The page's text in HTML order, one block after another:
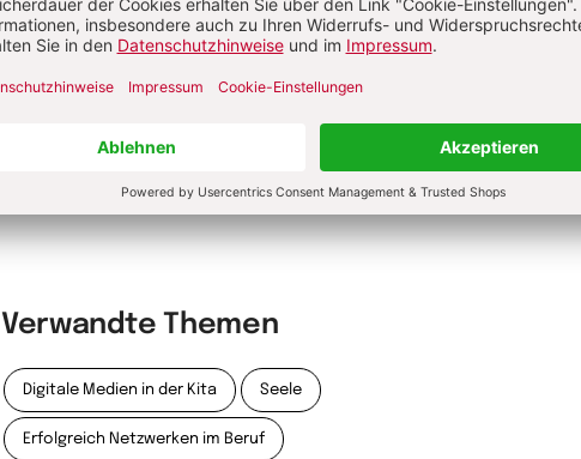
richtig" sowie 2022 "Wir informieren uns
zu Tode" (gemeinsam mit Gerald Hüther).
Mehr von Robert Burdy
Verwandte Themen
Digitale Medien in der Kita Seele
Erfolgreich Netzwerken im Beruf